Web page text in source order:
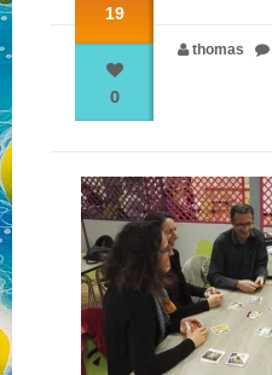
NOS JEUX
NOS PARTENAIRES
QUI SOMMES-NOUS ?
NOUS CONTACTER !
19
0
thomas